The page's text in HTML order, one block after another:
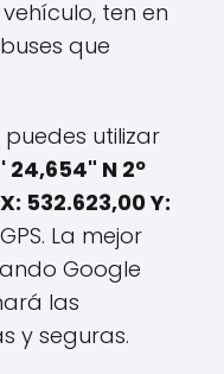
ten en
que
utilizar
24,654" N 2º
X: 532.623,00 Y:
La mejor
Google
las
y seguras.